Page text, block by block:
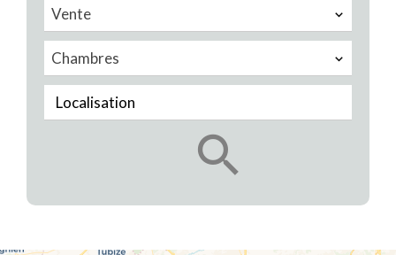
Vente
Chambres
Localisation